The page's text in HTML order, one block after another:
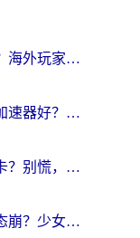
在欧洲打魔兽世界如何不卡？海外玩家的国服游戏加速终极攻略
国外玩国服英雄联盟用什么加速器好？海外党亲测有效的国服游戏加速指南
在非洲玩魔兽世界怀旧服总卡？别慌，这份指南帮你丝滑开荒
海外党必看：玩国服卡到心态崩？少女前线云图计划加速器免费推荐+碧蓝航线足球世界流畅攻略